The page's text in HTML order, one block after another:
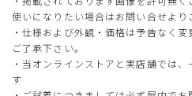
使いになりたい場合はお問い合せより
・仕様および外観・価格は予告なく
ご了承下さい。
・当オンラインストアと実店舗では
す